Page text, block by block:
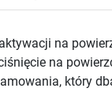
na
na
który